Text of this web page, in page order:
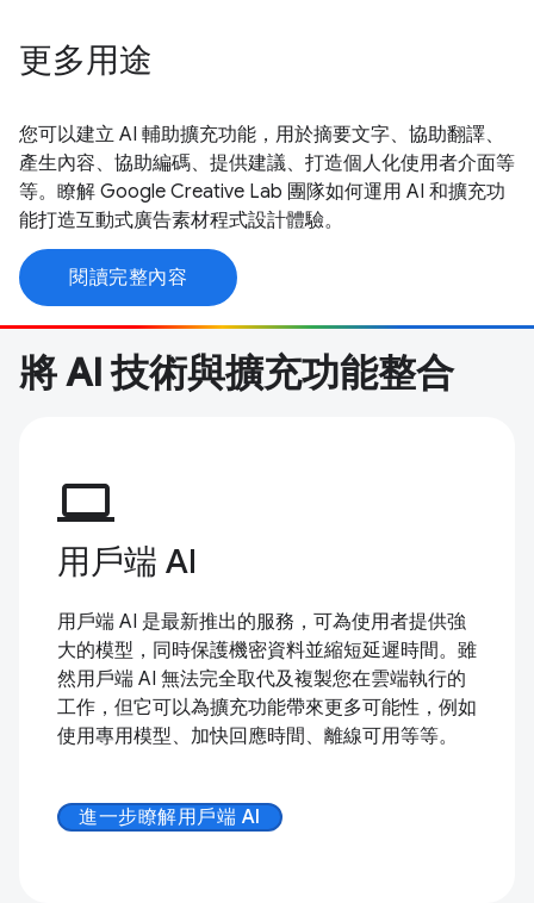
更多用途
您可以建立 AI 輔助擴充功能，用於摘要文字、協助翻譯、
產生內容、協助編碼、提供建議、打造個人化使用者介面等
等。瞭解 Google Creative Lab 團隊如何運用 AI 和擴充功
能打造互動式廣告素材程式設計體驗。
閱讀完整內容
將 AI 技術與擴充功能整合
computer
用戶端 AI
用戶端 AI 是最新推出的服務，可為使用者提供強
大的模型，同時保護機密資料並縮短延遲時間。雖
然用戶端 AI 無法完全取代及複製您在雲端執行的
工作，但它可以為擴充功能帶來更多可能性，例如
使用專用模型、加快回應時間、離線可用等等。
進一步瞭解用戶端 AI